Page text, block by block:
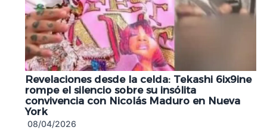
Revelaciones desde la celda: Tekashi 6ix9ine
rompe el silencio sobre su insólita
convivencia con Nicolás Maduro en Nueva
York
08/04/2026